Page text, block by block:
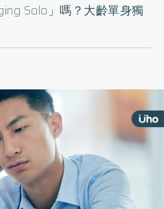
Solo」嗎？大齡單身獨